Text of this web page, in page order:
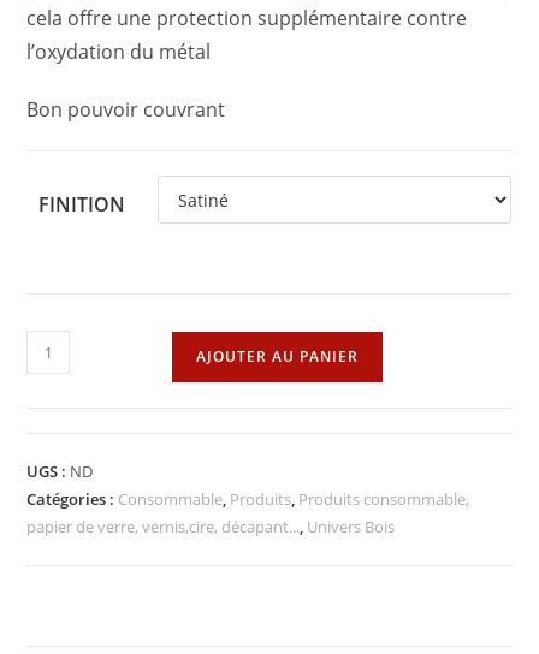
cela offre une protection supplémentaire contre
l’oxydation du métal
Bon pouvoir couvrant
FINITION
quantité
de
Bois
Metal
AJOUTER AU PANIER
UGS : ND
Catégories : Consommable, Produits, Produits consommable,
papier de verre, vernis,cire, décapant..., Univers Bois